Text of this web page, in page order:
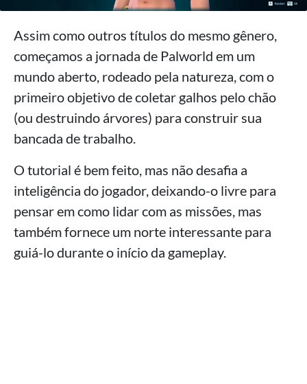
Assim como outros títulos do mesmo gênero,
começamos a jornada de Palworld em um
mundo aberto, rodeado pela natureza, com o
primeiro objetivo de coletar galhos pelo chão
(ou destruindo árvores) para construir sua
bancada de trabalho.
O tutorial é bem feito, mas não desafia a
inteligência do jogador, deixando-o livre para
pensar em como lidar com as missões, mas
também fornece um norte interessante para
guiá-lo durante o início da gameplay.